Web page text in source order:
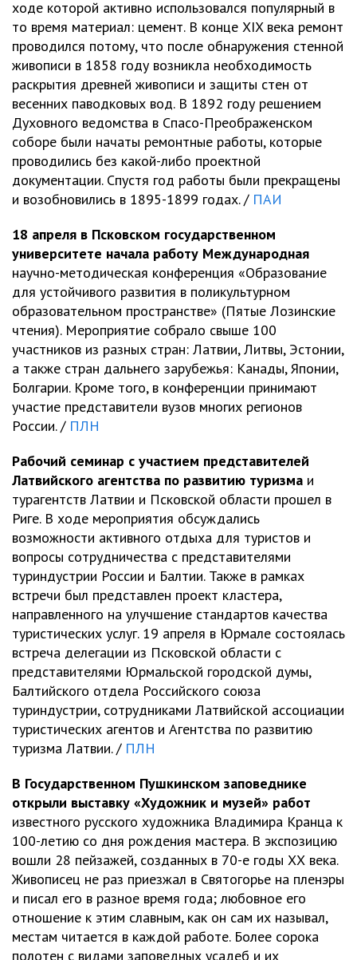
ходе которой активно использовался популярный в
то время материал: цемент. В конце XIX века ремонт
проводился потому, что после обнаружения стенной
живописи в 1858 году возникла необходимость
раскрытия древней живописи и защиты стен от
весенних паводковых вод. В 1892 году решением
Духовного ведомства в Спасо-Преображенском
соборе были начаты ремонтные работы, которые
проводились без какой-либо проектной
документации. Спустя год работы были прекращены
и возобновились в 1895-1899 годах. / ПАИ
18 апреля в Псковском государственном
университете начала работу Международная
научно-методическая конференция «Образование
для устойчивого развития в поликультурном
образовательном пространстве» (Пятые Лозинские
чтения). Мероприятие собрало свыше 100
участников из разных стран: Латвии, Литвы, Эстонии,
а также стран дальнего зарубежья: Канады, Японии,
Болгарии. Кроме того, в конференции принимают
участие представители вузов многих регионов
России. / ПЛН
Рабочий семинар с участием представителей
Латвийского агентства по развитию туризма и
турагентств Латвии и Псковской области прошел в
Риге. В ходе мероприятия обсуждались
возможности активного отдыха для туристов и
вопросы сотрудничества с представителями
туриндустрии России и Балтии. Также в рамках
встречи был представлен проект кластера,
направленного на улучшение стандартов качества
туристических услуг. 19 апреля в Юрмале состоялась
встреча делегации из Псковской области с
представителями Юрмальской городской думы,
Балтийского отдела Российского союза
туриндустрии, сотрудниками Латвийской ассоциации
туристических агентов и Агентства по развитию
туризма Латвии. / ПЛН
В Государственном Пушкинском заповеднике
открыли выставку «Художник и музей» работ
известного русского художника Владимира Кранца к
100-летию со дня рождения мастера. В экспозицию
вошли 28 пейзажей, созданных в 70-е годы ХХ века.
Живописец не раз приезжал в Святогорье на пленэры
и писал его в разное время года; любовное его
отношение к этим славным, как он сам их называл,
местам читается в каждой работе. Более сорока
полотен с видами заповедных усадеб и их